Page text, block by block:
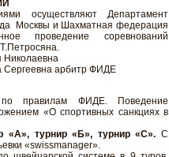
осуществляют Департамент
Москвы и Шахматная федерация
проведение соревнований
Николаевна
Сергеевна арбитр ФИДЕ
по правилам ФИДЕ. Поведение
«О спортивных санкциях в
«А», турнир «Б», турнир «С». С
«swissmanager».